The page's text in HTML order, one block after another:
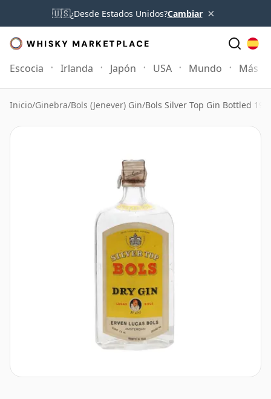
🇺🇸¿Desde Estados Unidos?Cambiar ×
Escocia Irlanda Japón USA Mundo Más
Inicio/Ginebra/Bols (Jenever) Gin/Bols Silver Top Gin Bottled